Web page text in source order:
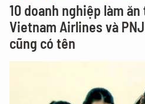
10 doanh nghiệp làm
Vietnam Airlines và
cũng có tên